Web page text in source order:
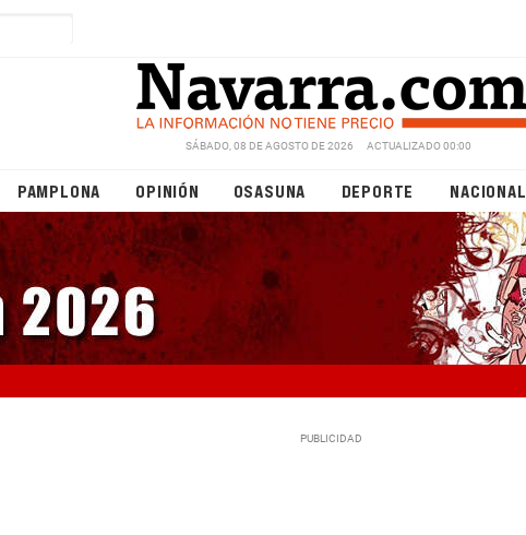
SÁBADO, 08 DE AGOSTO DE 2026 ACTUALIZADO 00:00
PAMPLONA OPINIÓN OSASUNA DEPORTE NACIONAL